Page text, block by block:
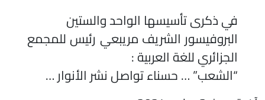
في ذكرى تأسيسها الواحد والستين
البروفيسور الشريف مريبعي رئيس للمجمع
الجزائري للغة العربية :
“الشعب” … حسناء تواصل نشر الأنوار …